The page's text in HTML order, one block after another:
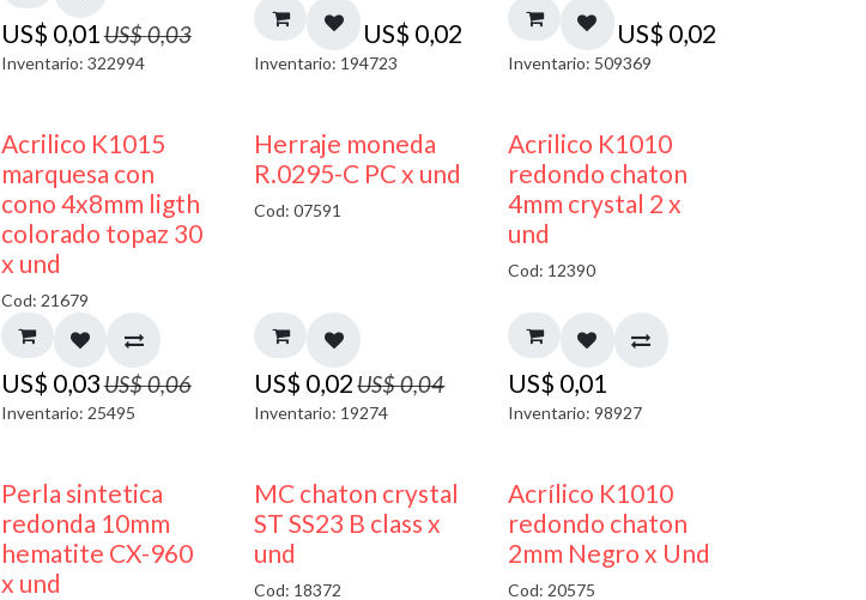
US$ 0,01US$0,03
Inventario: 322994
US$ 0,02
Inventario: 194723
US$ 0,02
Inventario: 509369
50% DESCUENTO
Acrilico K1015
marquesa con
cono 4x8mm ligth
colorado topaz 30
x und
Cod: 21679
US$ 0,03US$0,06
Inventario: 25495
50% DESCUENTO
Herraje moneda
R.0295-C PC x und
Cod: 07591
US$ 0,02 US$0,04
Inventario: 19274
50% DESCUENTO
Acrilico K1010
redondo chaton
4mm crystal 2 x
und
Cod: 12390
US$ 0,01
Inventario: 98927
Perla sintetica
redonda 10mm
hematite CX-960
x und
MC chaton crystal
ST SS23 B class x
und
Cod: 18372 50% DESCUENTO
Acrílico K1010
redondo chaton
2mm Negro x Und
Cod: 20575